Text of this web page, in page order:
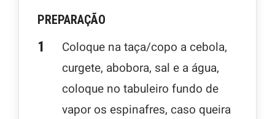
PREPARAÇÃO
Coloque na taça/copo a cebola,
curgete, abobora, sal e a água,
coloque no tabuleiro fundo de
vapor os espinafres, caso queira